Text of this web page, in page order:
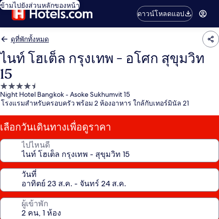
ข้ามไปยังส่วนหลักของหน้า
ดาวน์โหลดแอป
ดูที่พักทั้งหมด
ไนท์ โฮเต็ล กรุงเทพ - อโศก สุขุมวิท
15
ที่พัก
4.5
Night Hotel Bangkok - Asoke Sukhumvit 15
โรงแรมสำหรับครอบครัว พร้อม 2 ห้องอาหาร ใกล้กับเทอร์มินัล 21
เลือกวันเดินทางเพื่อดูราคา
ไปไหนดี
วันที่
ผู้เข้าพัก